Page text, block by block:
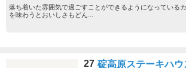
落ち着いた雰囲気で過ごすことができるようになっている
を味わうとおいしさもどん...
27 碇高原ステーキハウ